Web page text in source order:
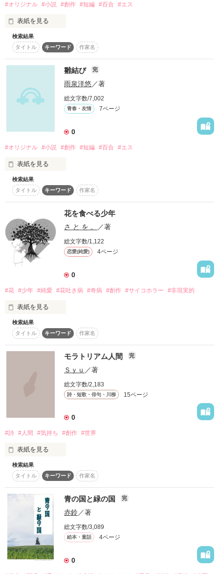
#オリジナル #小説 #創作 #短編 #百合 #エス
表紙を見る
オリジナルの百合小説です。
百合団地シリーズ（仮） Vol.02 雛結び
の続きの話です。
ZABADAKの吉良さんのツイートの「雨とペヤング」に影響さ
短いですが突発的に1本書いてしまいました。
タイトルは「水踊姫（すいようひめ）」と読んで下さい。
水に踊るお姫様。
BGM
水のルネス／ZABADAK
水のソルティレージュ／ZABADAK
水の踊り／ZABADAK
flow ～水の生まれた場所～／KOTOKO/I've
作品を読む
検索結果
タイトル
キーワード 作家名
雛結び 完
雨泉洋悠 ／著
総文字数/7,002
青春・友情 7ページ
0
#オリジナル #小説 #創作 #短編 #百合 #エス
表紙を見る
オリジナルの百合小説です。
百合団地シリーズ（仮） Vol.02 雛結び
になりますが、
百合団地シリーズ（仮） Vol.00 無音の接続詩
百合団地シリーズ（仮） Vol.01 雨色の宮
の2作とは違う二人の話です。
名前については「夜美（やよい）」「彩月（さつき）」と読ん
で下さい。
お雛様とお雛様。
うれしいひなまつり
血塗られたひな祭り／人間椅子
ふしぎデカルト／相対性理論
おはようオーパーツ／相対性理論
灰色の水曜日／TRIPLE H
ARB
Private Girl／TRIPLE H
ARB
作品を読む
検索結果
タイトル
キーワード 作家名
花を食べる少年
さ と を 。 ／著
総文字数/1,122
恋愛(純愛) 4ページ
0
#花 #少年 #純愛 #花吐き病 #奇病 #創作 #サイコホラー #非現実的
表紙を見る
花に恋してるんだ
あのこのせいだ！！！
僕と花はずっと一緒さ！！
化け物はおまえだろ！？
ねぇ、ずっと、、ずっと一緒だよ？
非現実的サイコホラー
奇病
×
純愛少年
＿＿＿花を食べる少年。
検索結果
タイトル
キーワード 作家名
モラトリアム人間 完
Ｓｙｕ ／著
総文字数/2,183
詩・短歌・俳句・川柳 15ページ
0
#詩 #人間 #気持ち #創作 #世界
表紙を見る
灰になる瞬間には
君の元へ還るから。
検索結果
タイトル
キーワード 作家名
青の国と緑の国 完
赤鈴／著
総文字数/3,089
絵本・童話 4ページ
0